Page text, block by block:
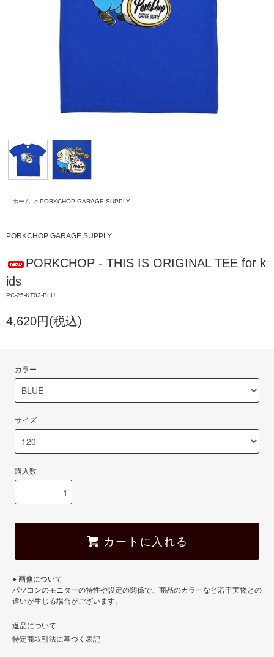
ホーム > PORKCHOP GARAGE SUPPLY
PORKCHOP GARAGE SUPPLY
PORKCHOP - THIS IS ORIGINAL TEE for k
ids
PC-25-KT02-BLU
4,620円(税込)
カラー
サイズ
購入数
カートに入れる
● 画像について
パソコンのモニターの特性や設定の関係で、商品のカラーなど若干実物との
違いが生じる場合がございます。
返品について
特定商取引法に基づく表記